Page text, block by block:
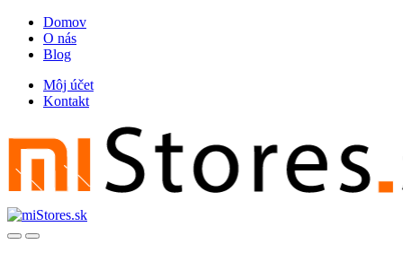
Skip
navigation
Skip
content
Domov
O nás
Blog
Môj účet
Kontakt
OpenClose